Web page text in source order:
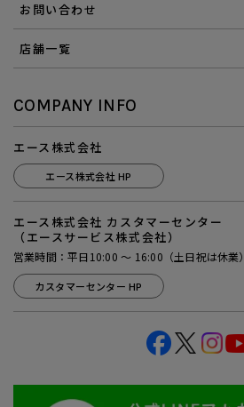
お問い合わせ
店舗一覧
COMPANY INFO
エース株式会社
エース株式会社 HP
エース株式会社 カスタマーセンター
（エースサービス株式会社）
営業時間：平日10:00 ～ 16:00（土日祝は休業）
カスタマーセンター HP